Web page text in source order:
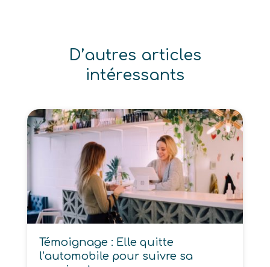
D’autres articles
intéressants
Témoignage : Elle quitte
l’automobile pour suivre sa